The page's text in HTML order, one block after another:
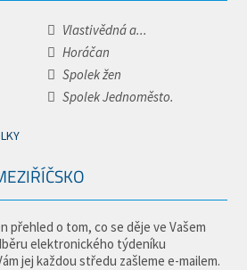
Vlastivědná a...
Horáčan
Spolek žen
Spolek Jednoměsto.
přehled o tom, co se děje ve Vašem
elektronického týdeníku
jej každou středu zašleme e-mailem.